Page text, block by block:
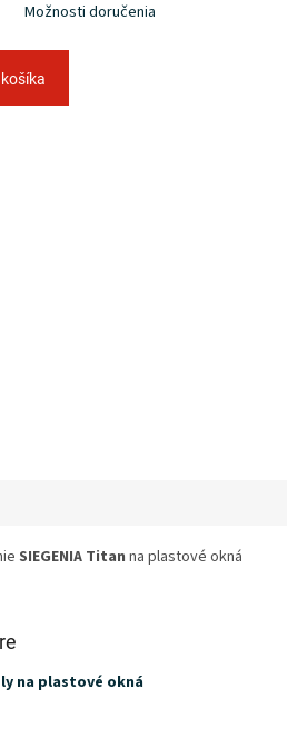
Možnosti doručenia
SIEGENIA Titan na plastové okná
na plastové okná